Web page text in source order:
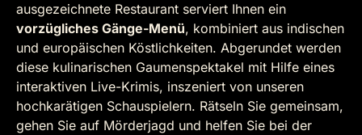
ausgezeichnete Restaurant serviert Ihnen ein
vorzügliches Gänge-Menü, kombiniert aus indischen
und europäischen Köstlichkeiten. Abgerundet werden
diese kulinarischen Gaumenspektakel mit Hilfe eines
interaktiven Live-Krimis, inszeniert von unseren
hochkarätigen Schauspielern. Rätseln Sie gemeinsam,
gehen Sie auf Mörderjagd und helfen Sie bei der